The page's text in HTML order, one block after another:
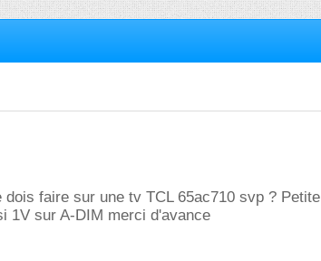
faire sur une tv TCL 65ac710 svp ? Petite
1V sur A-DIM merci d'avance